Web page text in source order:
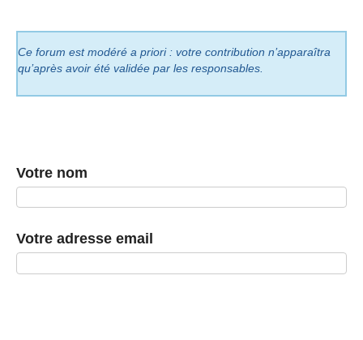
Ce forum est modéré a priori : votre contribution n’apparaîtra
qu’après avoir été validée par les responsables.
Votre nom
Votre adresse email